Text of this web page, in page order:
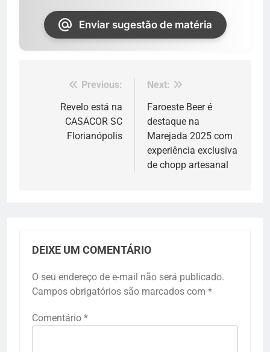
Enviar sugestão de matéria
Navegação
Previous:
Revelo está na
CASACOR SC
Florianópolis
Next:
Faroeste Beer é
destaque na
Marejada 2025 com
experiência exclusiva
de chopp artesanal
DEIXE UM COMENTÁRIO
O seu endereço de e-mail não será publicado.
Campos obrigatórios são marcados com *
Comentário *